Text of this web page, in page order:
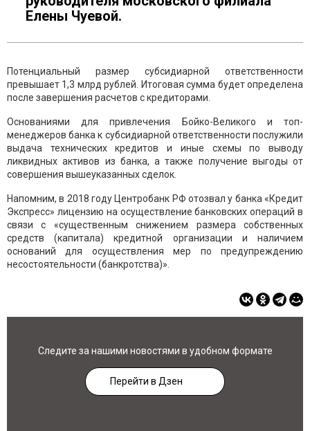
Елены Чуевой.
Потенциальный размер субсидиарной ответственности
превышает 1,3 млрд рублей. Итоговая сумма будет определена
после завершения расчетов с кредиторами.
Основаниями для привлечения Бойко-Великого и топ-
менеджеров банка к субсидиарной ответственности послужили
выдача технических кредитов и иные схемы по выводу
ликвидных активов из банка, а также получение выгоды от
совершения вышеуказанных сделок.
Напомним, в 2018 году Центробанк РФ отозвал у банка «Кредит
Экспресс» лицензию на осуществление банковских операций в
связи с «существенным снижением размера собственных
средств (капитала) кредитной организации и наличием
оснований для осуществления мер по предупреждению
несостоятельности (банкротства)».
Следите за нашими новостями в удобном формате
Перейти в Дзен